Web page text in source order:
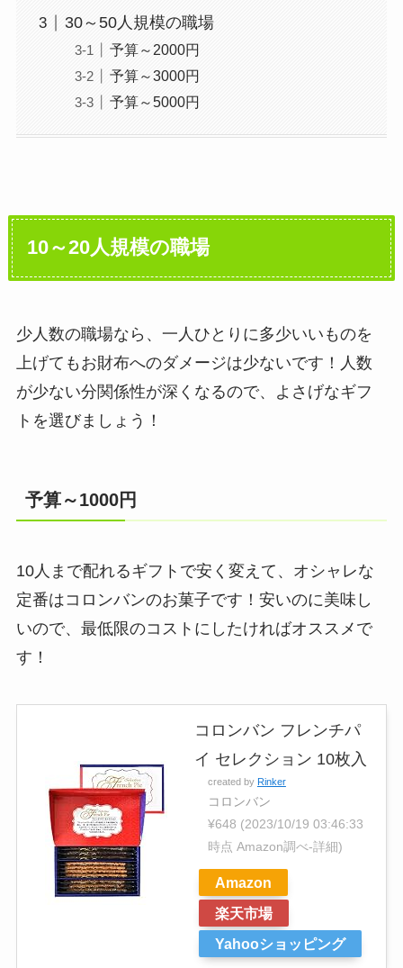
30～50人規模の職場
予算～2000円
予算～3000円
予算～5000円
10～20人規模の職場
少人数の職場なら、一人ひとりに多少いいものを
上げてもお財布へのダメージは少ないです！人数
が少ない分関係性が深くなるので、よさげなギフ
トを選びましょう！
予算～1000円
10人まで配れるギフトで安く変えて、オシャレな
定番はコロンバンのお菓子です！安いのに美味し
いので、最低限のコストにしたければオススメで
す！
コロンバン フレンチパ
イ セレクション 10枚入
created by Rinker
コロンバン
¥648 (2023/10/19 03:46:33
時点 Amazon調べ-詳細)
Amazon
楽天市場
Yahooショッピング